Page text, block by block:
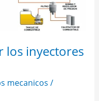
los inyectores
mecanicos /